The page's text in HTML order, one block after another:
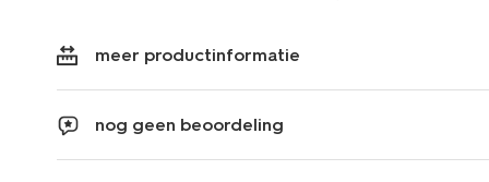
meer productinformatie
nog geen beoordeling